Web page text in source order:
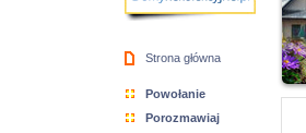
Strona główna
Powołanie
Porozmawiaj